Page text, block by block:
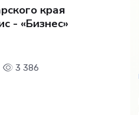
края
- «Бизнес»
3 386